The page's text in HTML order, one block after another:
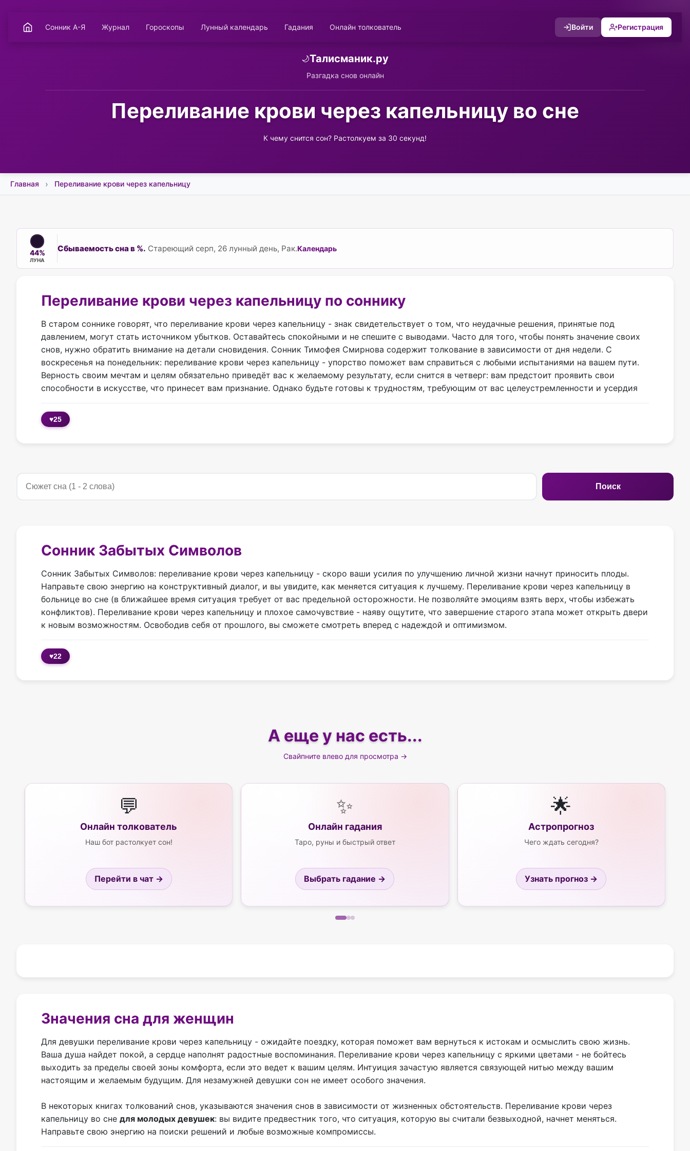
Сонник А-Я Журнал Гороскопы Лунный календарь Гадания Онлайн толкователь Войти Регистрация
🌙Талисманик.ру
Разгадка снов онлайн
Переливание крови через капельницу во сне
К чему снится сон? Растолкуем за 30 секунд!
Главная Переливание крови через капельницу
44%
ЛУНА
Сбываемость сна в %. Стареющий серп, 26 лунный день, Рак.Календарь
Переливание крови через капельницу по соннику
В старом соннике говорят, что переливание крови через капельницу - знак свидетельствует о том, что неудачные решения, принятые под
давлением, могут стать источником убытков. Оставайтесь спокойными и не спешите с выводами. Часто для того, чтобы понять значение своих
снов, нужно обратить внимание на детали сновидения. Сонник Тимофея Смирнова содержит толкование в зависимости от дня недели. С
воскресенья на понедельник: переливание крови через капельницу - упорство поможет вам справиться с любыми испытаниями на вашем пути.
Верность своим мечтам и целям обязательно приведёт вас к желаемому результату, если снится в четверг: вам предстоит проявить свои
способности в искусстве, что принесет вам признание. Однако будьте готовы к трудностям, требующим от вас целеустремленности и усердия
♥25
Поиск
Сонник Забытых Символов
Сонник Забытых Символов: переливание крови через капельницу - скоро ваши усилия по улучшению личной жизни начнут приносить плоды.
Направьте свою энергию на конструктивный диалог, и вы увидите, как меняется ситуация к лучшему. Переливание крови через капельницу в
больнице во сне (в ближайшее время ситуация требует от вас предельной осторожности. Не позволяйте эмоциям взять верх, чтобы избежать
конфликтов). Переливание крови через капельницу и плохое самочувствие - наяву ощутите, что завершение старого этапа может открыть двери
к новым возможностям. Освободив себя от прошлого, вы сможете смотреть вперед с надеждой и оптимизмом.
♥22
А еще у нас есть...
Свайпните влево для просмотра →
💬
Онлайн толкователь
Наш бот растолкует сон!
Перейти в чат →
✨
Онлайн гадания
Таро, руны и быстрый ответ
Выбрать гадание →
🌟
Астропрогноз
Чего ждать сегодня?
Узнать прогноз →
Значения сна для женщин
Для девушки переливание крови через капельницу - ожидайте поездку, которая поможет вам вернуться к истокам и осмыслить свою жизнь.
Ваша душа найдет покой, а сердце наполнят радостные воспоминания. Переливание крови через капельницу с яркими цветами - не бойтесь
выходить за пределы своей зоны комфорта, если это ведет к вашим целям. Интуиция зачастую является связующей нитью между вашим
настоящим и желаемым будущим. Для незамужней девушки сон не имеет особого значения.
В некоторых книгах толкований снов, указываются значения снов в зависимости от жизненных обстоятельств. Переливание крови через
капельницу во сне для молодых девушек: вы видите предвестник того, что ситуация, которую вы считали безвыходной, начнет меняться.
Направьте свою энергию на поиски решений и любые возможные компромиссы.